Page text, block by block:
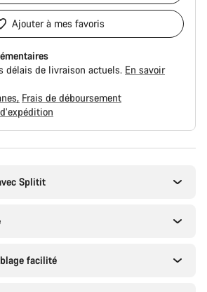
Ajouter à mes favoris
délais de livraison actuels. En savoir
Frais de déboursement
Splitit
facilité